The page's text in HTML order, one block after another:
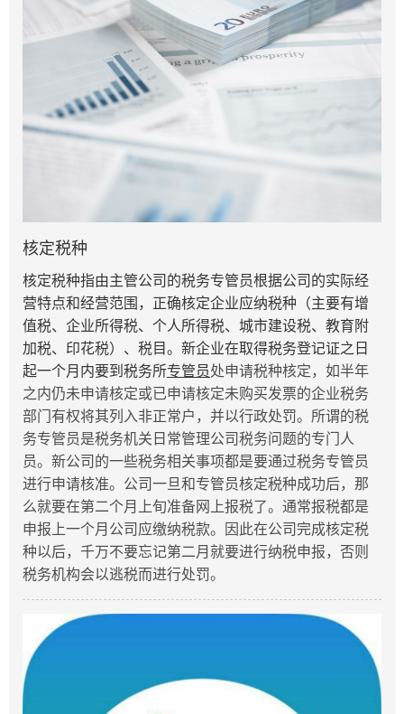
核定税种
核定税种指由主管公司的税务专管员根据公司的实际经
营特点和经营范围，正确核定企业应纳税种（主要有增
值税、企业所得税、个人所得税、城市建设税、教育附
加税、印花税）、税目。新企业在取得税务登记证之日
起一个月内要到税务所专管员处申请税种核定，如半年
之内仍未申请核定或已申请核定未购买发票的企业税务
部门有权将其列入非正常户，并以行政处罚。所谓的税
务专管员是税务机关日常管理公司税务问题的专门人
员。新公司的一些税务相关事项都是要通过税务专管员
进行申请核准。公司一旦和专管员核定税种成功后，那
么就要在第二个月上旬准备网上报税了。通常报税都是
申报上一个月公司应缴纳税款。因此在公司完成核定税
种以后，千万不要忘记第二月就要进行纳税申报，否则
税务机构会以逃税而进行处罚。